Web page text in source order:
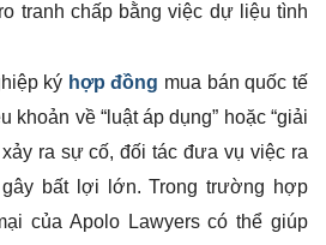
tranh chấp bằng việc dự liệu tình
ký hợp đồng mua bán quốc tế
khoản về “luật áp dụng” hoặc “giải
ra sự cố, đối tác đưa vụ việc ra
bất lợi lớn. Trong trường hợp
của Apolo Lawyers có thể giúp